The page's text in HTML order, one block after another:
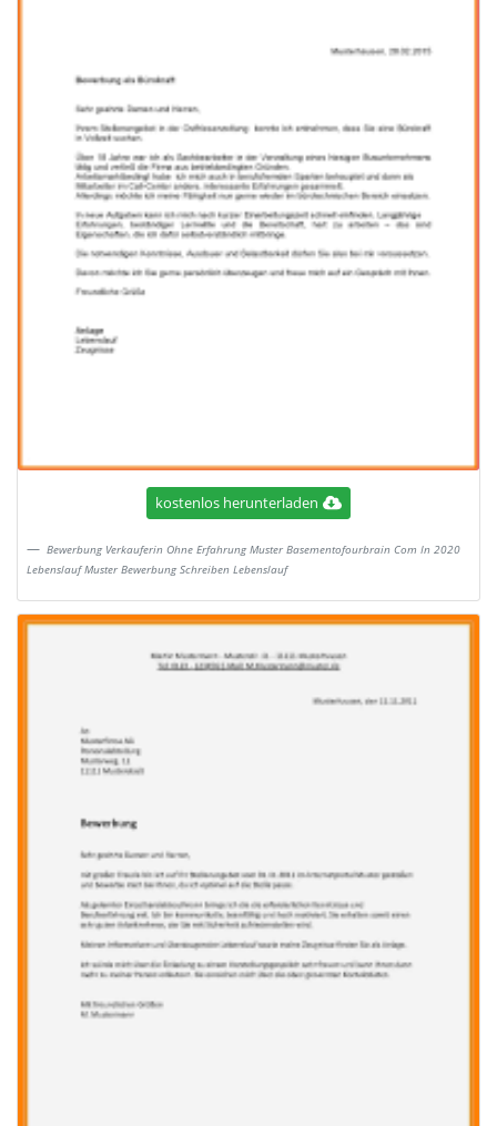
kostenlos herunterladen
Bewerbung Verkauferin Ohne Erfahrung Muster Basementofourbrain Com In 2020
Lebenslauf Muster Bewerbung Schreiben Lebenslauf